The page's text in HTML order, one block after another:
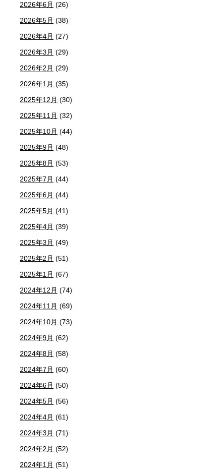
2026年6月 (26)
2026年5月 (38)
2026年4月 (27)
2026年3月 (29)
2026年2月 (29)
2026年1月 (35)
2025年12月 (30)
2025年11月 (32)
2025年10月 (44)
2025年9月 (48)
2025年8月 (53)
2025年7月 (44)
2025年6月 (44)
2025年5月 (41)
2025年4月 (39)
2025年3月 (49)
2025年2月 (51)
2025年1月 (67)
2024年12月 (74)
2024年11月 (69)
2024年10月 (73)
2024年9月 (62)
2024年8月 (58)
2024年7月 (60)
2024年6月 (50)
2024年5月 (56)
2024年4月 (61)
2024年3月 (71)
2024年2月 (52)
2024年1月 (51)